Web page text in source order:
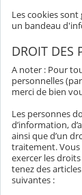
Les cookies sont
un bandeau
DROIT DES
A noter : Pour
personnelles
merci de bien
Les personnes
d’information,
ainsi que d’un
traitement. Vous
exercer les
tenez des
suivantes :